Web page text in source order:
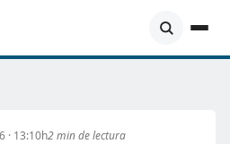
· 13:10h2 min de lectura